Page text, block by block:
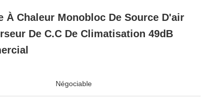
À Chaleur Monobloc De Source D'air
De C.C De Climatisation 49dB
Négociable